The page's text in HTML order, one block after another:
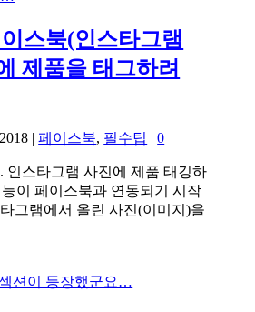
스북(인스타그램
제품을 태그하려
|페이스북, 필수팁 |0
인스타그램 사진에 제품 태깅하
이 페이스북과 연동되기 시작
그램에서 올린 사진(이미지)을